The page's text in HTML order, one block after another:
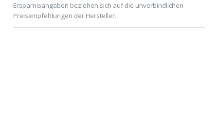
Ersparnisangaben beziehen sich auf die unverbindlichen
Preisempfehlungen der Hersteller.